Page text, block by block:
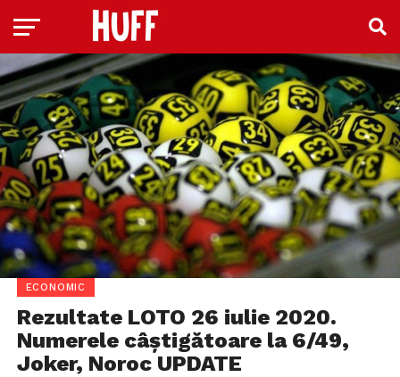
ECONOMIC
Rezultate LOTO 26 iulie 2020.
Numerele câștigătoare la 6/49,
Joker, Noroc UPDATE